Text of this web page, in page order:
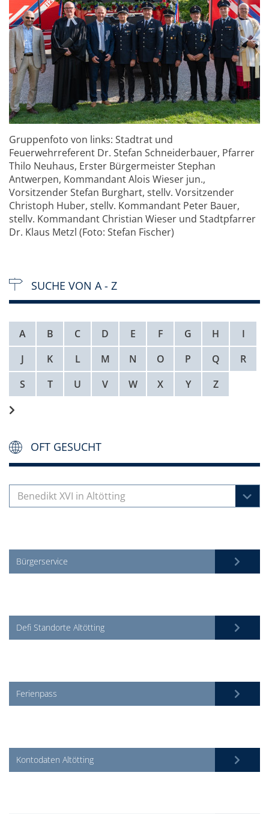
Gruppenfoto von links: Stadtrat und
Feuerwehrreferent Dr. Stefan Schneiderbauer, Pfarrer
Thilo Neuhaus, Erster Bürgermeister Stephan
Antwerpen, Kommandant Alois Wieser jun.,
Vorsitzender Stefan Burghart, stellv. Vorsitzender
Christoph Huber, stellv. Kommandant Peter Bauer,
stellv. Kommandant Christian Wieser und Stadtpfarrer
Dr. Klaus Metzl (Foto: Stefan Fischer)
SUCHE VON A - Z
A B C D E F G H
I
J
K L M N O P Q
R
S
T U V W X Y Z
OFT GESUCHT
Benedikt XVI in Altötting
Bürgerservice
Defi Standorte Altötting
Ferienpass
Kontodaten Altötting